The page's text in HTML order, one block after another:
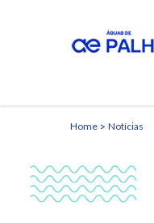
Home Notícias